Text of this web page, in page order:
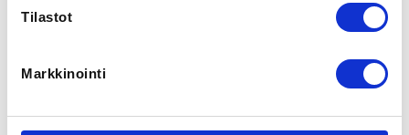
Tilastot
Markkinointi
ADDITIONAL INFORMATION
Henri Filppula